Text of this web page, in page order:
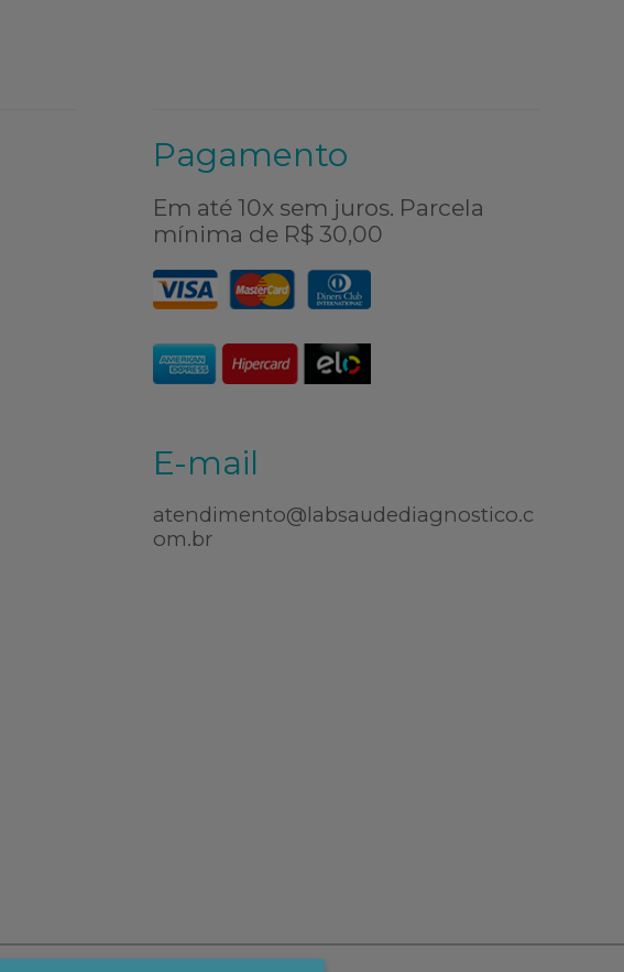
Pagamento
Em até 10x sem juros. Parcela
mínima de R$ 30,00
E-mail
atendimento@labsaudediagnostico.c
om.br